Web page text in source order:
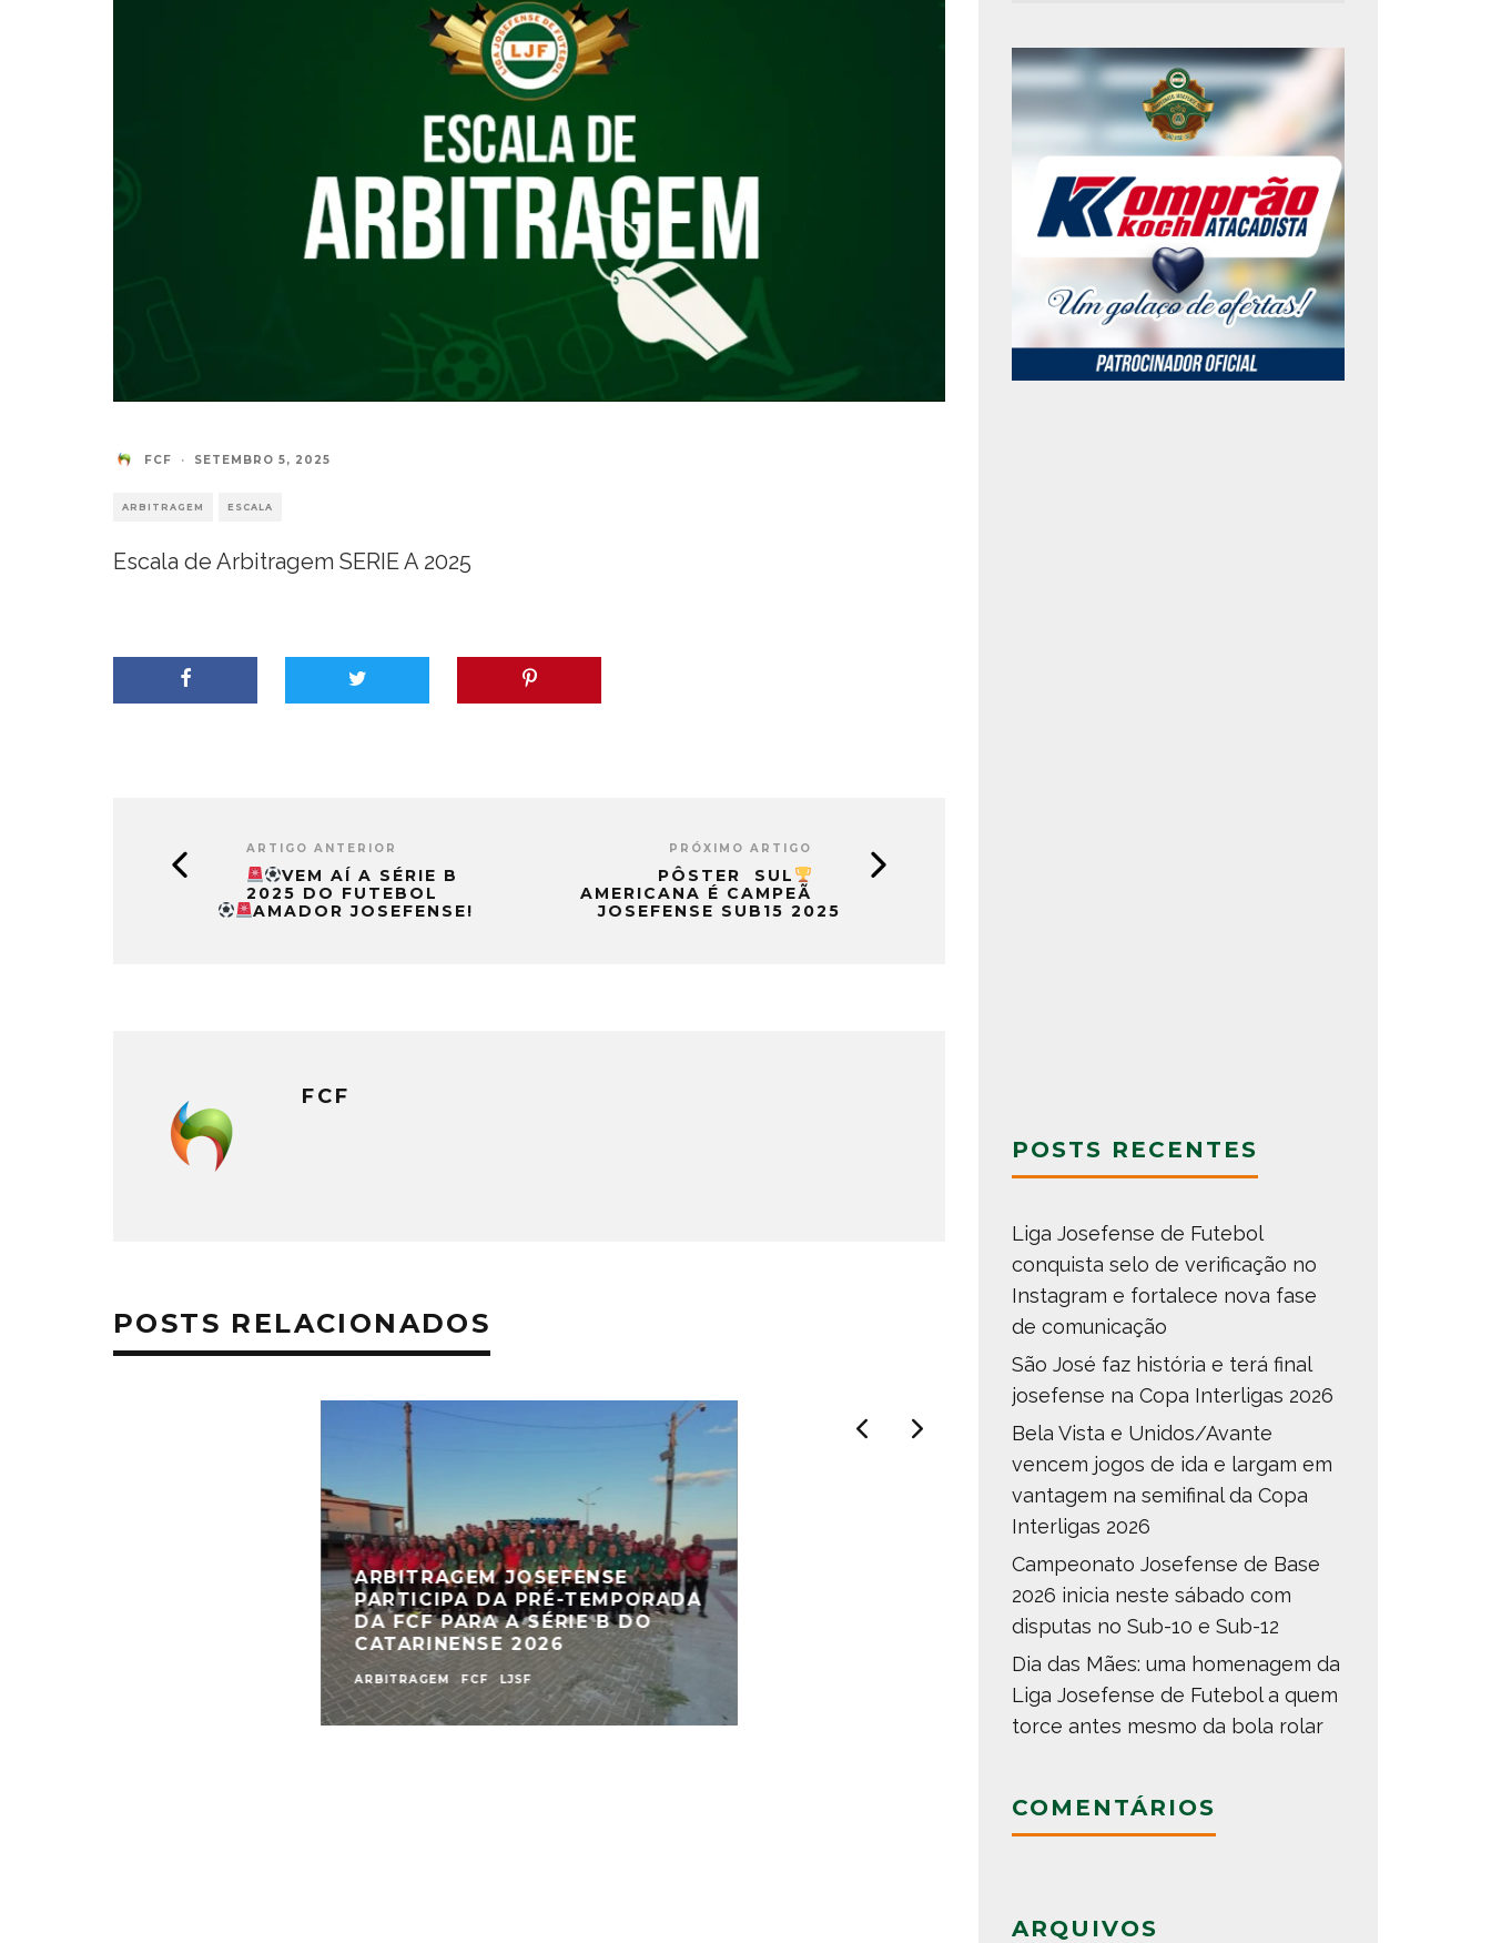
FCF · SETEMBRO 5, 2025
ARBITRAGEM ESCALA
Escala de Arbitragem SERIE A 2025
ARTIGO ANTERIOR
VEM AÍ A SÉRIE B
2025 DO FUTEBOL
AMADOR JOSEFENSE!
PRÓXIMO ARTIGO
PÔSTER
SUL
AMERICANA É CAMPEÃ
JOSEFENSE SUB15 2025
FCF
POSTS RELACIONADOS
ARBITRAGEM JOSEFENSE
PARTICIPA DA PRÉ-TEMPORADA
DA FCF PARA A SÉRIE B DO
CATARINENSE 2026
ARBITRAGEM FCF LJSF
POSTS RECENTES
Liga Josefense de Futebol
conquista selo de verificação no
Instagram e fortalece nova fase
de comunicação
São José faz história e terá final
josefense na Copa Interligas 2026
Bela Vista e Unidos/Avante
vencem jogos de ida e largam em
vantagem na semifinal da Copa
Interligas 2026
Campeonato Josefense de Base
2026 inicia neste sábado com
disputas no Sub-10 e Sub-12
Dia das Mães: uma homenagem da
Liga Josefense de Futebol a quem
torce antes mesmo da bola rolar
COMENTÁRIOS
ARQUIVOS